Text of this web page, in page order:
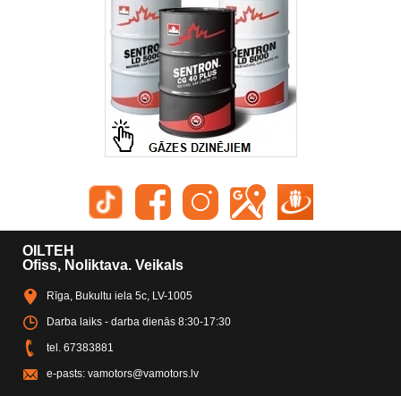
OILTEH
Ofiss, Noliktava. Veikals
Rīga, Bukultu iela 5c, LV-1005
Darba laiks - darba dienās 8:30-17:30
tel. 67383881
e-pasts: vamotors@vamotors.lv